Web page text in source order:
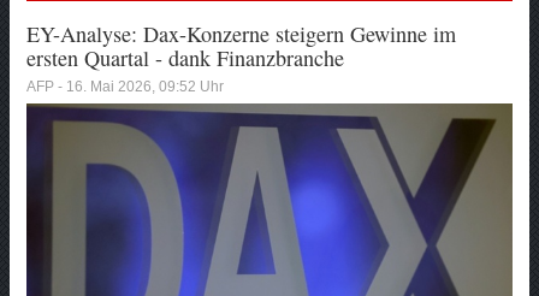
EY-Analyse: Dax-Konzerne steigern Gewinne im
ersten Quartal - dank Finanzbranche
AFP - 16. Mai 2026, 09:52 Uhr